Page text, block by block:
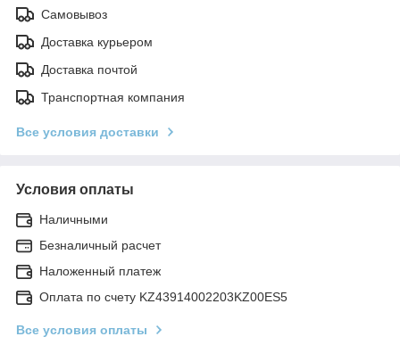
Самовывоз
Доставка курьером
Доставка почтой
Транспортная компания
Все условия доставки
Условия оплаты
Наличными
Безналичный расчет
Наложенный платеж
Оплата по счету KZ43914002203KZ00ES5
Все условия оплаты